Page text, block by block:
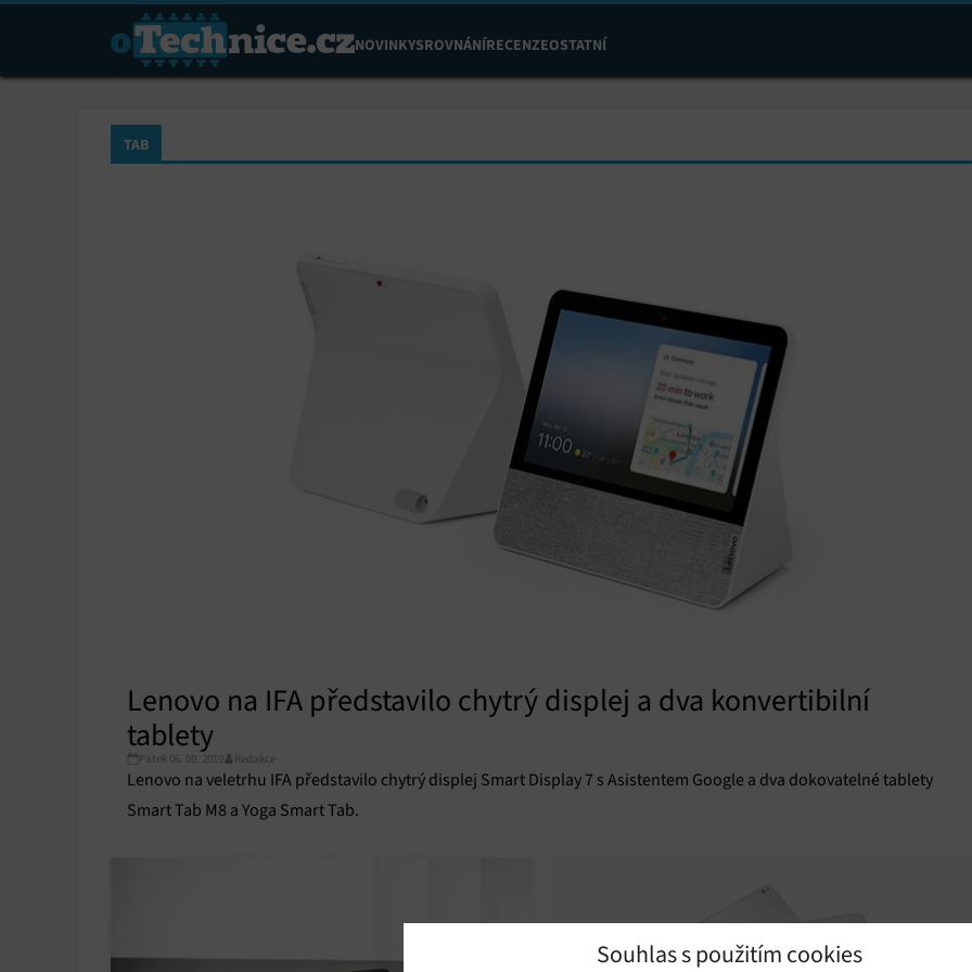
Souhlas s použitím cookies
NOVINKYSROVNÁNÍRECENZEOSTATNÍ
TAB
Lenovo na IFA představilo chytrý displej a dva konvertibilní
tablety
Pátek 06. 09. 2019 Redakce
Lenovo na veletrhu IFA představilo chytrý displej Smart Display 7 s Asistentem Google a dva dokovatelné tablety
Smart Tab M8 a Yoga Smart Tab.